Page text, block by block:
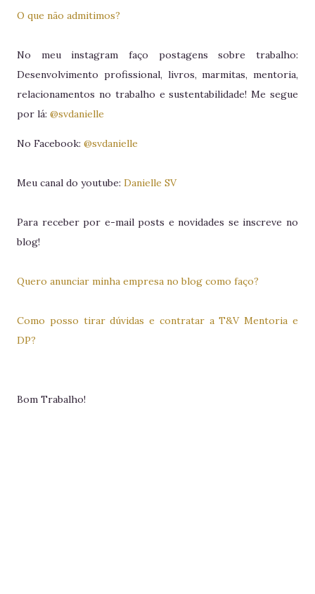
O que não admitimos?
No meu instagram faço postagens sobre trabalho:
Desenvolvimento profissional, livros, marmitas, mentoria,
relacionamentos no trabalho e sustentabilidade! Me segue
por lá: @svdanielle
No Facebook: @svdanielle
Meu canal do youtube: Danielle SV
Para receber por e-mail posts e novidades se inscreve no
blog!
Quero anunciar minha empresa no blog como faço?
Como posso tirar dúvidas e contratar a T&V Mentoria e
DP?
Bom Trabalho!